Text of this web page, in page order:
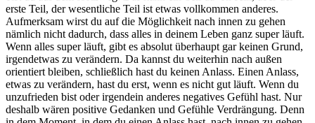
erste Teil, der wesentliche Teil ist etwas vollkommen anderes.
Aufmerksam wirst du auf die Möglichkeit nach innen zu gehen
nämlich nicht dadurch, dass alles in deinem Leben ganz super läuft.
Wenn alles super läuft, gibt es absolut überhaupt gar keinen Grund,
irgendetwas zu verändern. Da kannst du weiterhin nach außen
orientiert bleiben, schließlich hast du keinen Anlass. Einen Anlass,
etwas zu verändern, hast du erst, wenn es nicht gut läuft. Wenn du
unzufrieden bist oder irgendein anderes negatives Gefühl hast. Nur
deshalb wären positive Gedanken und Gefühle Verdrängung. Denn